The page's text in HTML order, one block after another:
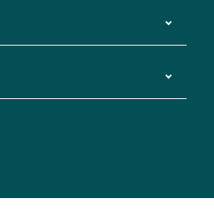
スCANばす
ン」（三重大学病院直通バ
屋
屋
城ふ頭駅～中部国際空港
案内
行管理